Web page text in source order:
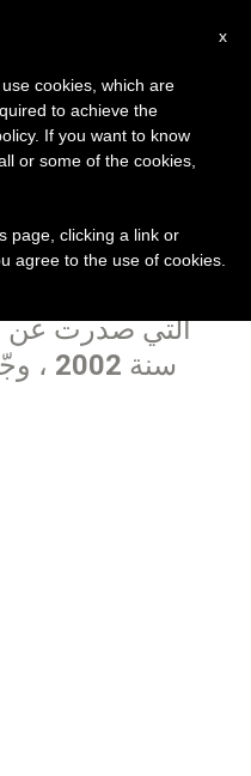
الطوباوي
سنة
x
cookies, which are
to achieve the
If you want to know
or some of the cookies,
page, clicking a link or
agree to the use of cookies.